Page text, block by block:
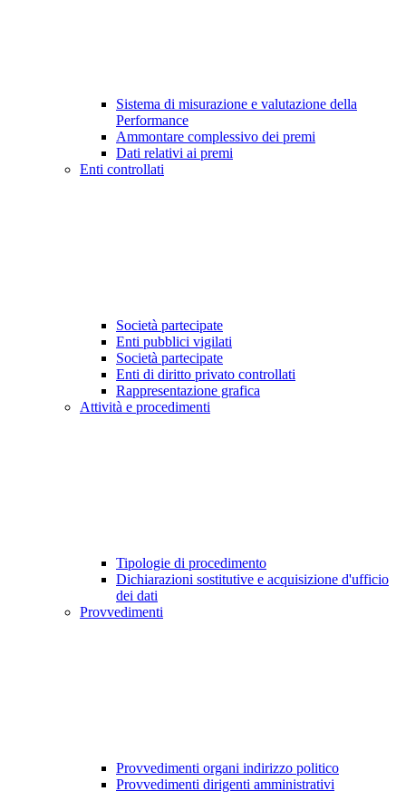
Sistema di misurazione e valutazione della
Performance
Ammontare complessivo dei premi
Dati relativi ai premi
Enti controllati
Società partecipate
Enti pubblici vigilati
Società partecipate
Enti di diritto privato controllati
Rappresentazione grafica
Attività e procedimenti
Tipologie di procedimento
Dichiarazioni sostitutive e acquisizione d'ufficio
dei dati
Provvedimenti
Provvedimenti organi indirizzo politico
Provvedimenti dirigenti amministrativi